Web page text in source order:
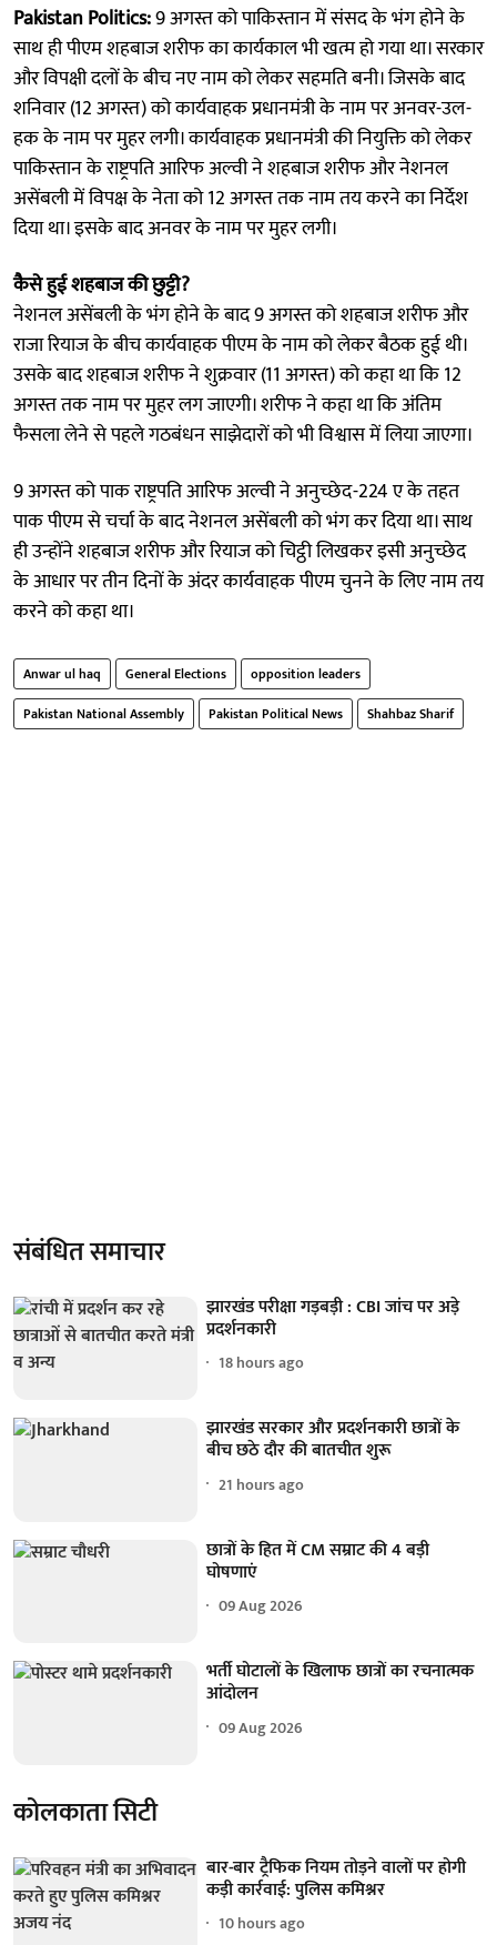
Pakistan Politics:9 अगस्त को पाकिस्तान में संसद के भंग होने के
साथ ही पीएम शहबाज शरीफ का कार्यकाल भी खत्म हो गया था। सरकार
और विपक्षी दलों के बीच नए नाम को लेकर सहमति बनी। जिसके बाद
शनिवार (12 अगस्त) को कार्यवाहक प्रधानमंत्री के नाम पर अनवर-उल-
हक के नाम पर मुहर लगी। कार्यवाहक प्रधानमंत्री की नियुक्ति को लेकर
पाकिस्तान के राष्ट्रपति आरिफ अल्वी ने शहबाज शरीफ और नेशनल
असेंबली में विपक्ष के नेता को 12 अगस्त तक नाम तय करने का निर्देश
दिया था। इसके बाद अनवर के नाम पर मुहर लगी।
कैसे हुई शहबाज की छुट्टी?
नेशनल असेंबली के भंग होने के बाद 9 अगस्त को शहबाज शरीफ और
राजा रियाज के बीच कार्यवाहक पीएम के नाम को लेकर बैठक हुई थी।
उसके बाद शहबाज शरीफ ने शुक्रवार (11 अगस्त) को कहा था कि 12
अगस्त तक नाम पर मुहर लग जाएगी। शरीफ ने कहा था कि अंतिम
फैसला लेने से पहले गठबंधन साझेदारों को भी विश्वास में लिया जाएगा।
9 अगस्त को पाक राष्ट्रपति आरिफ अल्वी ने अनुच्छेद-224 ए के तहत
पाक पीएम से चर्चा के बाद नेशनल असेंबली को भंग कर दिया था। साथ
ही उन्होंने शहबाज शरीफ और रियाज को चिट्ठी लिखकर इसी अनुच्छेद
के आधार पर तीन दिनों के अंदर कार्यवाहक पीएम चुनने के लिए नाम तय
करने को कहा था।
Anwar ul haq General Elections
opposition leaders
Pakistan National Assembly
Pakistan Political News Shahbaz Sharif
संबंधित समाचार
झारखंड परीक्षा गड़बड़ी : CBI जांच पर अड़े
प्रदर्शनकारी
18 hours ago
झारखंड सरकार और प्रदर्शनकारी छात्रों के
बीच छठे दौर की बातचीत शुरू
21 hours ago
छात्रों के हित में CM सम्राट की 4 बड़ी
घोषणाएं
09 Aug 2026
भर्ती घोटालों के खिलाफ छात्रों का रचनात्मक
आंदोलन
09 Aug 2026
कोलकाता सिटी
बार-बार ट्रैफिक नियम तोड़ने वालों पर होगी
कड़ी कार्रवाई: पुलिस कमिश्नर
10 hours ago